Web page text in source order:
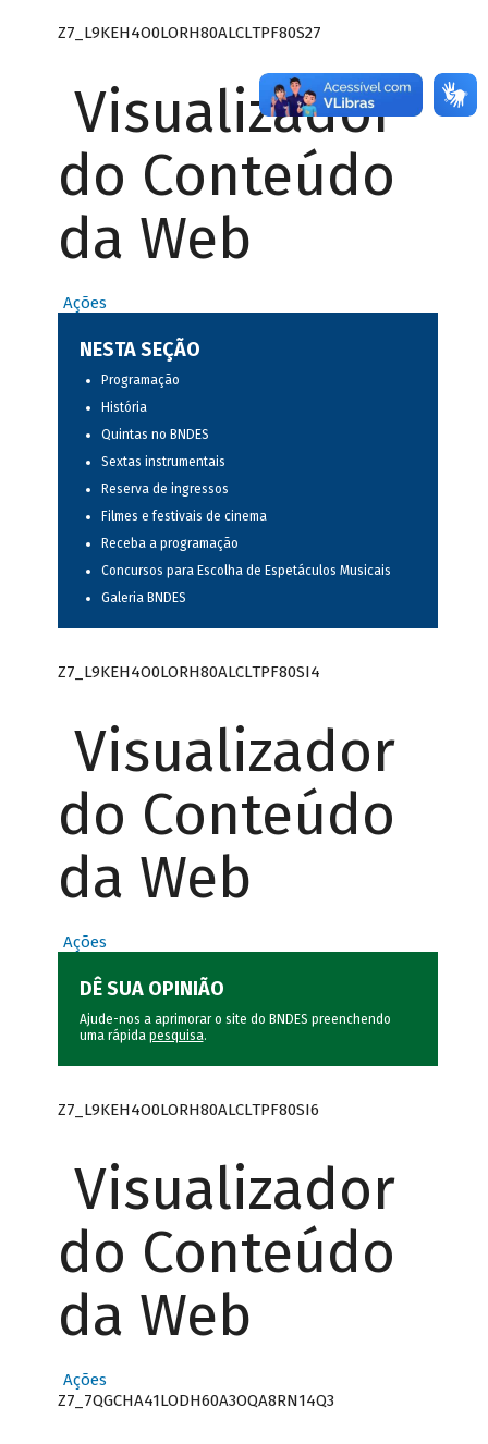
Z7_L9KEH4O0LORH80ALCLTPF80S27
Visualizador
do Conteúdo
da Web
Ações
NESTA SEÇÃO
Programação
História
Quintas no BNDES
Sextas instrumentais
Reserva de ingressos
Filmes e festivais de cinema
Receba a programação
Concursos para Escolha de Espetáculos Musicais
Galeria BNDES
Z7_L9KEH4O0LORH80ALCLTPF80SI4
Visualizador
do Conteúdo
da Web
Ações
DÊ SUA OPINIÃO
Ajude-nos a aprimorar o site do BNDES preenchendo
uma rápida pesquisa.
Z7_L9KEH4O0LORH80ALCLTPF80SI6
Visualizador
do Conteúdo
da Web
Ações
Z7_7QGCHA41LODH60A3OQA8RN14Q3